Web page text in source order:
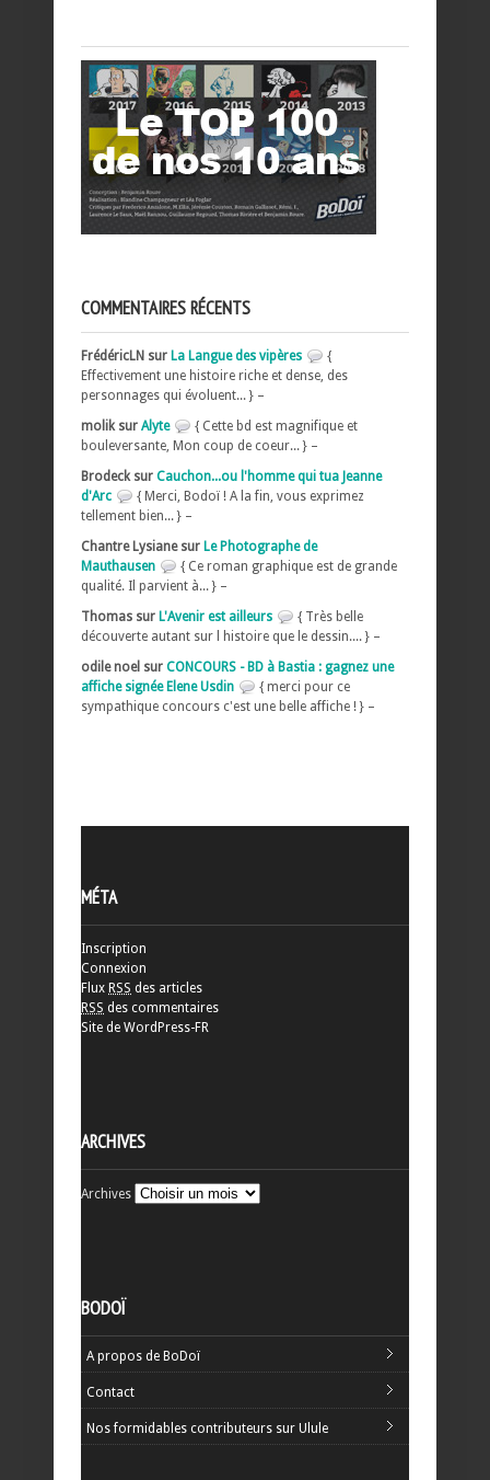
COMMENTAIRES RÉCENTS
FrédéricLN sur La Langue des vipères
{
Effectivement une histoire riche et dense, des
personnages qui évoluent... } –
molik sur Alyte
{ Cette bd est magnifique et
bouleversante, Mon coup de coeur... } –
Brodeck sur Cauchon...ou l'homme qui tua Jeanne
d'Arc
{ Merci, Bodoï ! A la fin, vous exprimez
tellement bien... } –
Chantre Lysiane sur Le Photographe de
Mauthausen
{ Ce roman graphique est de grande
qualité. Il parvient à... } –
Thomas sur L'Avenir est ailleurs
{ Très belle
découverte autant sur l histoire que le dessin.... } –
odile noel sur CONCOURS - BD à Bastia : gagnez une
affiche signée Elene Usdin
{ merci pour ce
sympathique concours c'est une belle affiche ! } –
MÉTA
Inscription
Connexion
Flux RSS des articles
RSS des commentaires
Site de WordPress-FR
ARCHIVES
Archives
BODOÏ
A propos de BoDoï
Contact
Nos formidables contributeurs sur Ulule